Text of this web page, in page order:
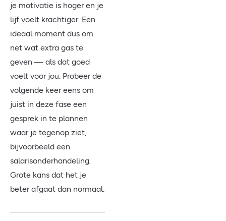
je motivatie is hoger en je
lijf voelt krachtiger. Een
ideaal moment dus om
net wat extra gas te
geven — als dat goed
voelt voor jou. Probeer de
volgende keer eens om
juist in deze fase een
gesprek in te plannen
waar je tegenop ziet,
bijvoorbeeld een
salarisonderhandeling.
Grote kans dat het je
beter afgaat dan normaal.